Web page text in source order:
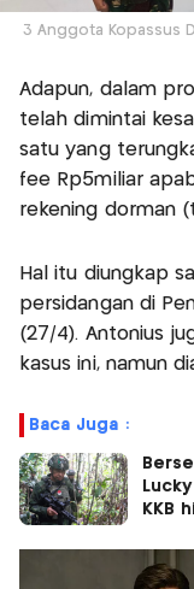
3 Anggota Kopassus
Adapun, dalam
telah dimintai
satu yang
fee Rp5miliar
rekening dorman
Hal itu diungkap
persidangan di
(27/4). Antonius
kasus ini, namun
Baca Juga :
KKB